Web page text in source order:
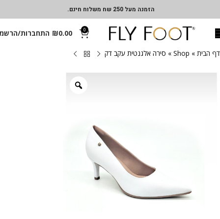
הזמנה מעל 250 שח משלוח חינם.
0
₪0.00 התחברות/
דף הבית »
Shop
» סירה אלגנטית עקב דק